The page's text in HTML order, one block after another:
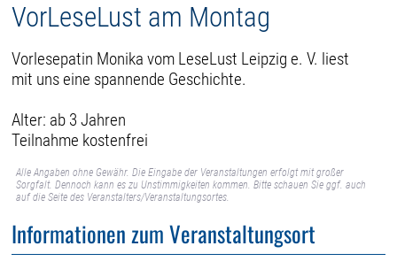
VorLeseLust am Montag
Vorlesepatin Monika vom LeseLust Leipzig e. V. liest
mit uns eine spannende Geschichte.
Alter: ab 3 Jahren
Teilnahme kostenfrei
Alle Angaben ohne Gewähr. Die Eingabe der Veranstaltungen erfolgt mit großer
Sorgfalt. Dennoch kann es zu Unstimmigkeiten kommen. Bitte schauen Sie ggf. auch
auf die Seite des Veranstalters/Veranstaltungsortes.
Informationen zum Veranstaltungsort